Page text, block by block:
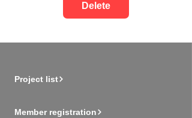
Delete
Project list
Member registration